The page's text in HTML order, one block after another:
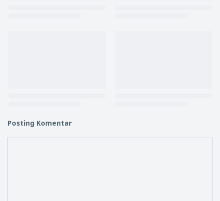
Posting Komentar